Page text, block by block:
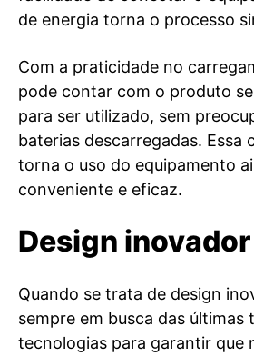
de energia torna o processo
Com a praticidade no
pode contar com o produto
para ser utilizado, sem
baterias descarregadas. Essa
torna o uso do equipamento
conveniente e eficaz.
Design inovador
Quando se trata de design
sempre em busca das últimas
tecnologias para garantir que